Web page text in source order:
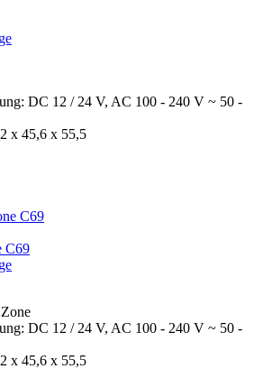
DC 12 / 24 V, AC 100 - 240 V ~ 50 -
x 45,6 x 55,5
C69
DC 12 / 24 V, AC 100 - 240 V ~ 50 -
x 45,6 x 55,5